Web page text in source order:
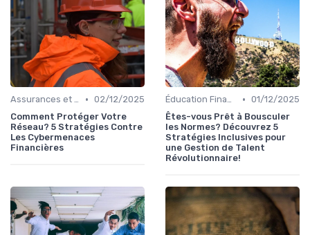
Assurances et Protections Financières • 02/12/2025
Comment Protéger Votre
Réseau? 5 Stratégies Contre
Les Cybermenaces
Financières
Éducation Financière • 01/12/2025
Êtes-vous Prêt à Bousculer
les Normes? Découvrez 5
Stratégies Inclusives pour
une Gestion de Talent
Révolutionnaire!